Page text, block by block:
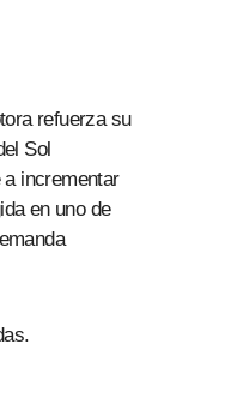
refuerza su
Sol
incrementar
en uno de